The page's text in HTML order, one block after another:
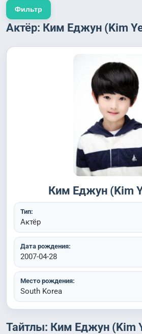
Актёр: Ким Еджун (Kim
Ким Еджун (Kim
Тип:
Актёр
Дата рождения:
2007-04-28
Место рождения:
South Korea
Тайтлы: Ким Еджун (Kim
Фильтр